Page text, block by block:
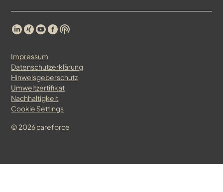
© 2026careforce
Impressum
Datenschutzerklärung
Hinweisgeberschutz
Umweltzertifikat
Nachhaltigkeit
Cookie Settings